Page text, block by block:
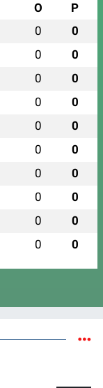
O P
0 0
0 0
0 0
0 0
0 0
0 0
0 0
0 0
0 0
0 0